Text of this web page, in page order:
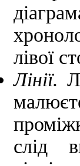
лівої
Лінії.
слід